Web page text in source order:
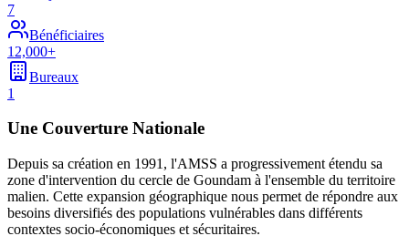
7
Bénéficiaires
12,000+
Bureaux
1
Une Couverture Nationale
Depuis sa création en 1991, l'AMSS a progressivement étendu sa
zone d'intervention du cercle de Goundam à l'ensemble du territoire
malien. Cette expansion géographique nous permet de répondre aux
besoins diversifiés des populations vulnérables dans différents
contextes socio-économiques et sécuritaires.